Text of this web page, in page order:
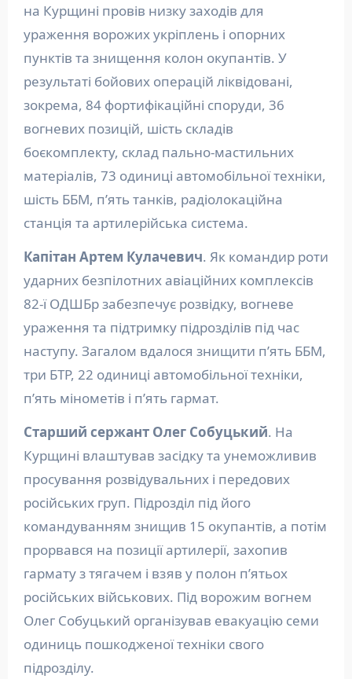
на Курщині провів низку заходів для
ураження ворожих укріплень і опорних
пунктів та знищення колон окупантів. У
результаті бойових операцій ліквідовані,
зокрема, 84 фортифікаційні споруди, 36
вогневих позицій, шість складів
боєкомплекту, склад пально-мастильних
матеріалів, 73 одиниці автомобільної техніки,
шість ББМ, п’ять танків, радіолокаційна
станція та артилерійська система.
Капітан Артем Кулачевич. Як командир роти
ударних безпілотних авіаційних комплексів
82-ї ОДШБр забезпечує розвідку, вогневе
ураження та підтримку підрозділів під час
наступу. Загалом вдалося знищити п’ять ББМ,
три БТР, 22 одиниці автомобільної техніки,
п’ять мінометів і п’ять гармат.
Старший сержант Олег Собуцький. На
Курщині влаштував засідку та унеможливив
просування розвідувальних і передових
російських груп. Підрозділ під його
командуванням знищив 15 окупантів, а потім
прорвався на позиції артилерії, захопив
гармату з тягачем і взяв у полон п’ятьох
російських військових. Під ворожим вогнем
Олег Собуцький організував евакуацію семи
одиниць пошкодженої техніки свого
підрозділу.